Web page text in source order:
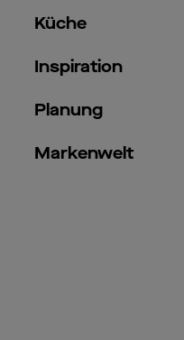
Küche
Inspiration
Planung
Markenwelt